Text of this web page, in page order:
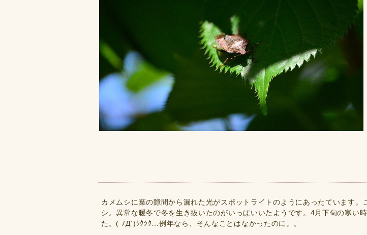
カメムシに葉の隙間から漏れた光がスポットライトのようにあったています。
シ。異常な暖冬で冬を生き抜いたのがいっぱいいたようです。4月下旬の寒い
た。( ﾉД`)ｼｸｼｸ…例年なら、そんなことはなかったのに。。